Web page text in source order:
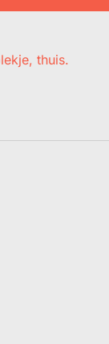
thuis.